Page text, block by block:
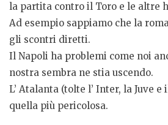
la partita contro il Toro e le altre
Ad esempio sappiamo che la
gli scontri diretti.
Il Napoli ha problemi come noi
nostra sembra ne stia uscendo.
L’ Atalanta (tolte l’ Inter, la Juve
quella più pericolosa.